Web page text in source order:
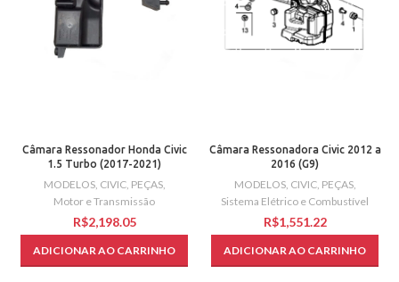
Câmara Ressonador Honda Civic
1.5 Turbo (2017-2021)
MODELOS, CIVIC, PEÇAS,
Motor e Transmissão
R$
ADICIONAR AO CARRINHO
Câmara Ressonadora Civic 2012 a
2016 (G9)
MODELOS, CIVIC, PEÇAS,
Sistema Elétrico e Combustível
R$
ADICIONAR AO CARRINHO